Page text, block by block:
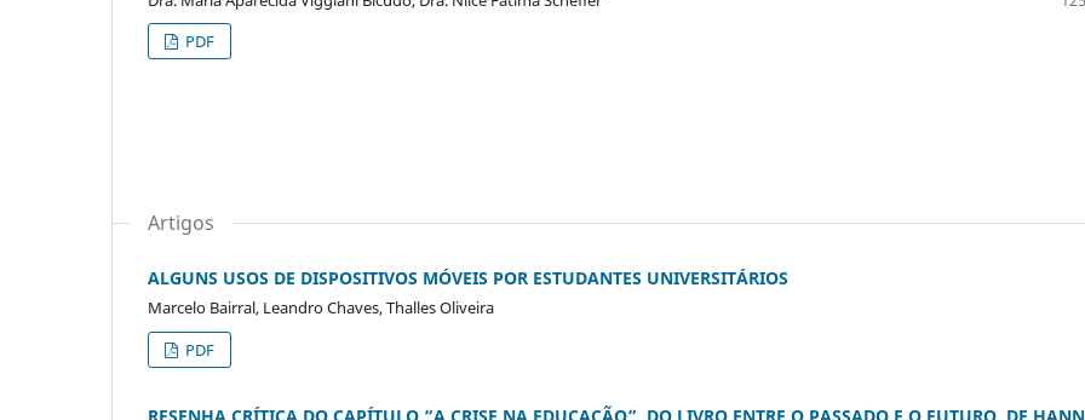
PDF
Artigos
ALGUNS USOS DE DISPOSITIVOS MÓVEIS POR ESTUDANTES UNIVERSITÁRIOS
Marcelo Bairral, Leandro Chaves, Thalles Oliveira
PDF